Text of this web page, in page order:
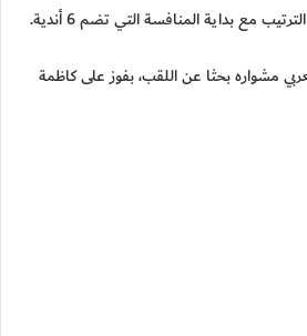
مع بداية المنافسة التي تضم 6 أندية.
مشواره بحثا عن اللقب، بفوز على كاظمة